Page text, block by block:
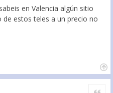
en Valencia algún sitio
estos teles a un precio no
Citar